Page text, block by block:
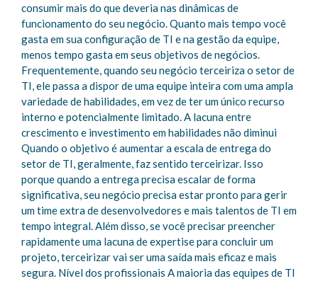
consumir mais do que deveria nas dinâmicas de
funcionamento do seu negócio. Quanto mais tempo você
gasta em sua configuração de TI e na gestão da equipe,
menos tempo gasta em seus objetivos de negócios.
Frequentemente, quando seu negócio terceiriza o setor de
TI, ele passa a dispor de uma equipe inteira com uma ampla
variedade de habilidades, em vez de ter um único recurso
interno e potencialmente limitado. A lacuna entre
crescimento e investimento em habilidades não diminui
Quando o objetivo é aumentar a escala de entrega do
setor de TI, geralmente, faz sentido terceirizar. Isso
porque quando a entrega precisa escalar de forma
significativa, seu negócio precisa estar pronto para gerir
um time extra de desenvolvedores e mais talentos de TI em
tempo integral. Além disso, se você precisar preencher
rapidamente uma lacuna de expertise para concluir um
projeto, terceirizar vai ser uma saída mais eficaz e mais
segura. Nível dos profissionais A maioria das equipes de TI